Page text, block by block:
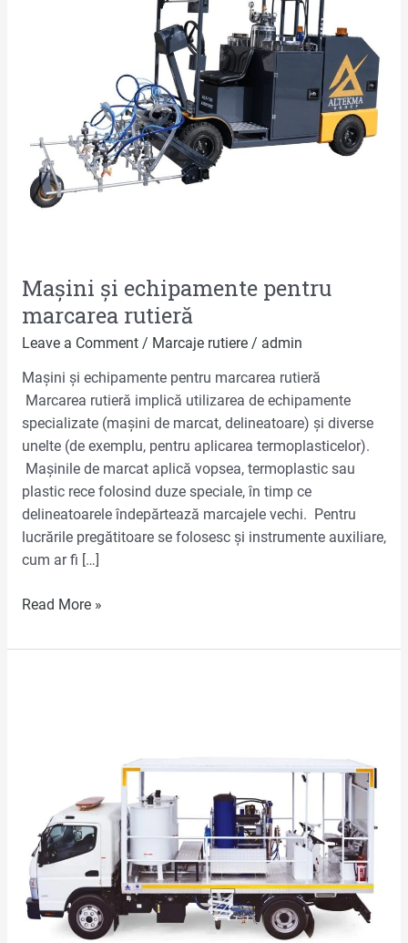
Mașini și echipamente pentru
marcarea rutieră
Leave a Comment / Marcaje rutiere/ admin
Mașini și echipamente pentru marcarea rutieră
Marcarea rutieră implică utilizarea de echipamente
specializate (mașini de marcat, delineatoare) și diverse
unelte (de exemplu, pentru aplicarea termoplasticelor).
Mașinile de marcat aplică vopsea, termoplastic sau
plastic rece folosind duze speciale, în timp ce
delineatoarele îndepărtează marcajele vechi. Pentru
lucrările pregătitoare se folosesc și instrumente auxiliare,
cum ar fi […]
Read More »